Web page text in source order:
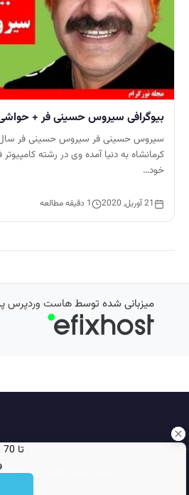
بیوگرافی سیروس حسینی فر + حواشی
کرمانشاه به دنیا آمده وی در رشته
خود…
21 آوریل, 2020 1 دقیقه مطالعه
میزبانی شده توسطهاست وردپرس
تمامی حقوق محفوظ است © 2026